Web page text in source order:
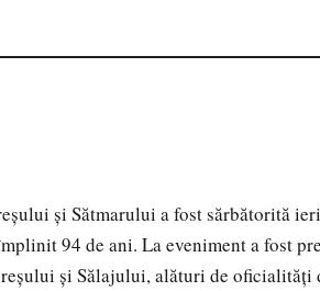
şi Sătmarului a fost sărbătorită
94 de ani. La eveniment a fost
și Sălajului, alături de oficialităţi